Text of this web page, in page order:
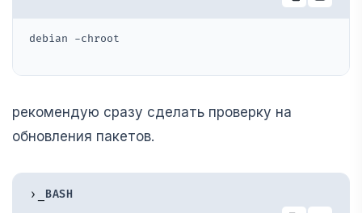
debian -chroot
рекомендую сразу сделать проверку на
обновления пакетов.
›_ BASH